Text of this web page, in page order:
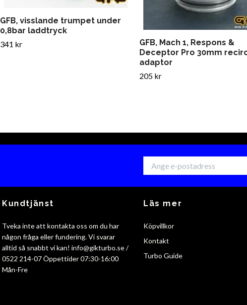
GFB, visslande trumpet under
0,8bar laddtryck
341 kr
GFB, Mach 1, Respons &
Deceptor Pro 30mm
adaptor
205 kr
Kundtjänst
Tveka inte att kontakta oss om du har
någon fråga eller fundering. Vi svarar
alltid så snabbt vi kan! info@gikturbo.se/
0522 214-07 Öppettider 07:30-16:00
Mån-Fre
Läs mer
Köpvillkor
Kontakt
Turbo Guide